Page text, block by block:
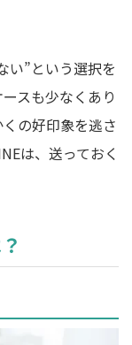
い”という選択を
スも少なくあり
の好印象を逃さ
は、送っておく